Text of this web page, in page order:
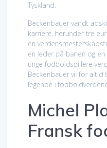
Tyskland.
Beckenbauer vandt
karriere, herunder tre
en
en leder på banen og
unge fodboldspillere
Beckenbauer vil for altid
legende i
Michel
Fransk